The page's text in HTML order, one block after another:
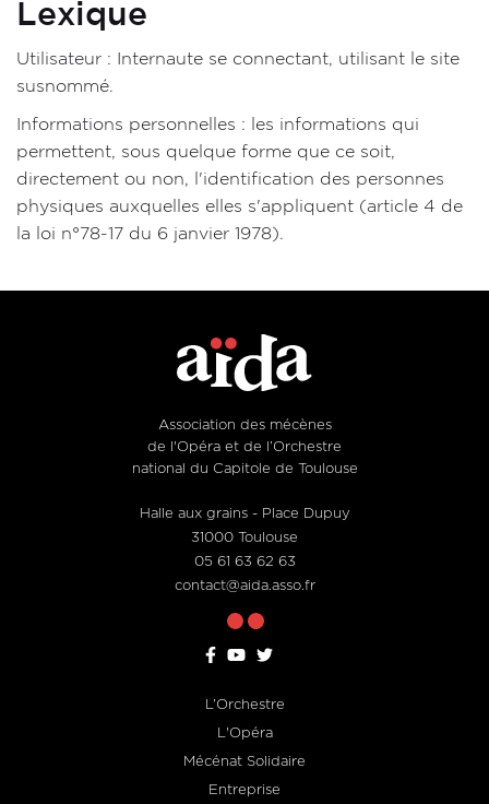
Lexique
Utilisateur : Internaute se connectant, utilisant le site
susnommé.
Informations personnelles : les informations qui
permettent, sous quelque forme que ce soit,
directement ou non, l'identification des personnes
physiques auxquelles elles s'appliquent (article 4 de
la loi n°78-17 du 6 janvier 1978).
Association des mécènes
de l'Opéra et de l’Orchestre
national du Capitole de Toulouse
Halle aux grains - Place Dupuy
31000 Toulouse
05 61 63 62 63
contact@aida.asso.fr
L’Orchestre
L'Opéra
Mécénat Solidaire
Entreprise